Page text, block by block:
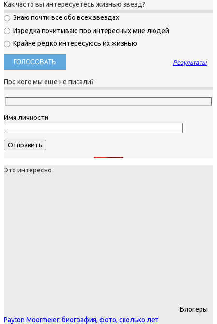
Как часто вы интересуетесь жизнью звезд?
Знаю почти все обо всех звездах
Изредка почитываю про интересных мне людей
Крайне редко интересуюсь их жизнью
Результаты
Про кого мы еще не писали?
Имя личности
Это интересно
Блогеры
Payton Moormeier: биография, фото, сколько лет